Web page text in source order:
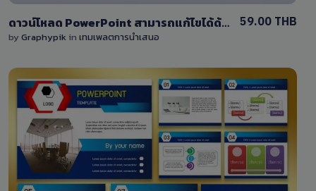
ดาวน์โหลด PowerPoint สามารถแก้ไขได้ด้วยไฟล์ PPTX โทนสีส้ม-สีน้ำเงิน
by Graphypik in เทมเพลตการนำเสนอ
59.00 THB
View Details
0 Sale